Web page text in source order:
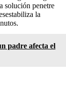
solución penetre
la
padre afecta el